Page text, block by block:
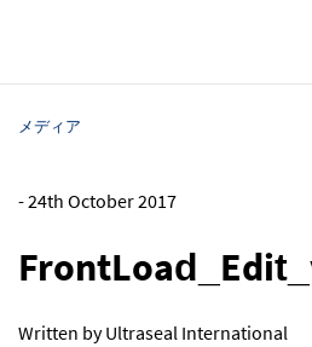
メディア
-24th October 2017
Written by Ultraseal International